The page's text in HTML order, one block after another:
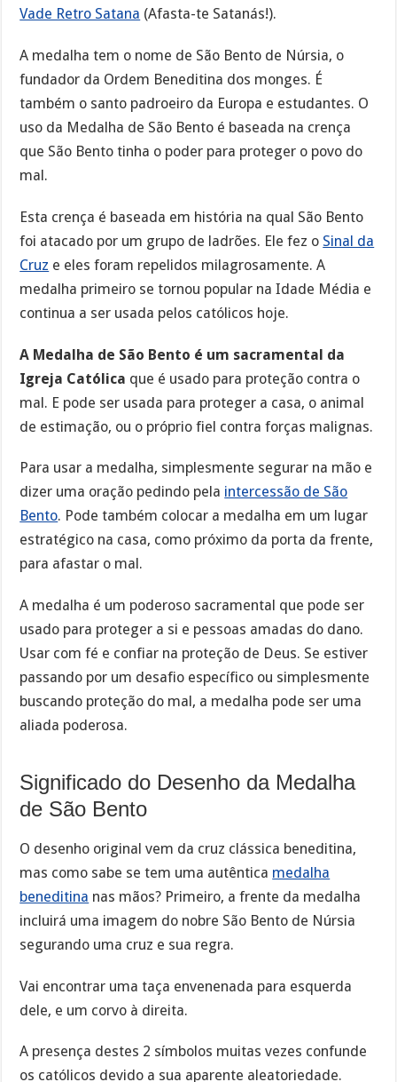
Vade Retro Satana (Afasta-te Satanás!).
A medalha tem o nome de São Bento de Núrsia, o
fundador da Ordem Beneditina dos monges. É
também o santo padroeiro da Europa e estudantes. O
uso da Medalha de São Bento é baseada na crença
que São Bento tinha o poder para proteger o povo do
mal.
Esta crença é baseada em história na qual São Bento
foi atacado por um grupo de ladrões. Ele fez o Sinal da
Cruz e eles foram repelidos milagrosamente. A
medalha primeiro se tornou popular na Idade Média e
continua a ser usada pelos católicos hoje.
A Medalha de São Bento é um sacramental da
Igreja Católica que é usado para proteção contra o
mal. E pode ser usada para proteger a casa, o animal
de estimação, ou o próprio fiel contra forças malignas.
Para usar a medalha, simplesmente segurar na mão e
dizer uma oração pedindo pela intercessão de São
Bento. Pode também colocar a medalha em um lugar
estratégico na casa, como próximo da porta da frente,
para afastar o mal.
A medalha é um poderoso sacramental que pode ser
usado para proteger a si e pessoas amadas do dano.
Usar com fé e confiar na proteção de Deus. Se estiver
passando por um desafio específico ou simplesmente
buscando proteção do mal, a medalha pode ser uma
aliada poderosa.
Significado do Desenho da Medalha
de São Bento
O desenho original vem da cruz clássica beneditina,
mas como sabe se tem uma autêntica medalha
beneditina nas mãos? Primeiro, a frente da medalha
incluirá uma imagem do nobre São Bento de Núrsia
segurando uma cruz e sua regra.
Vai encontrar uma taça envenenada para esquerda
dele, e um corvo à direita.
A presença destes 2 símbolos muitas vezes confunde
os católicos devido a sua aparente aleatoriedade.